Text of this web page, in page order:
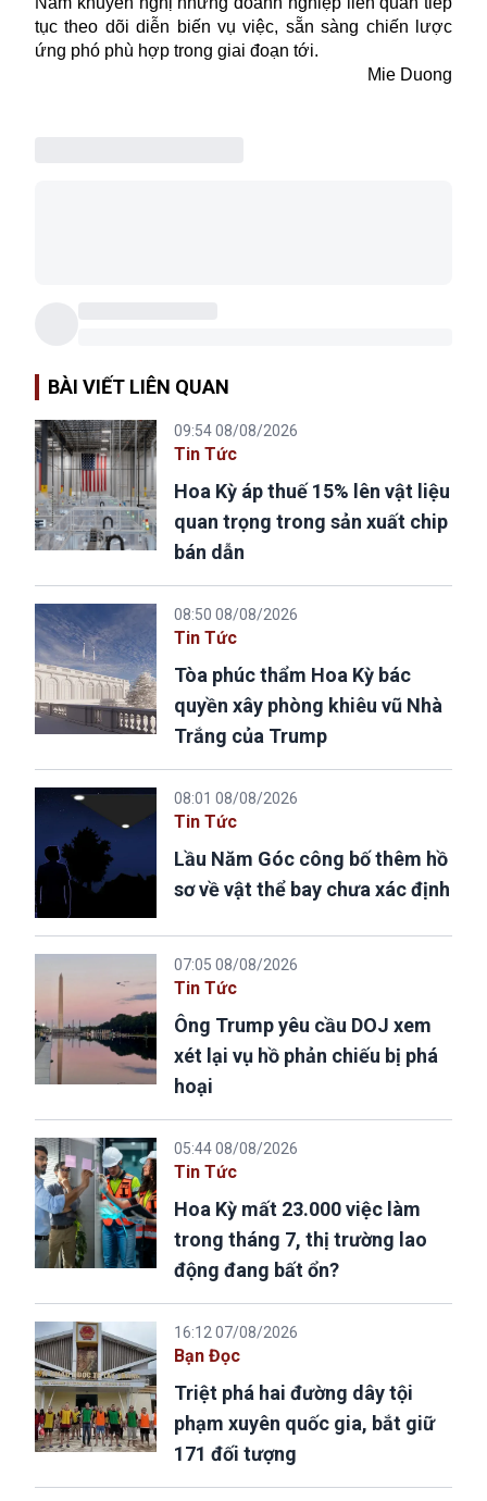
tục theo dõi diễn biến vụ việc, sẵn sàng chiến lược
ứng phó phù hợp trong giai đoạn tới.
Mie Duong
BÀI VIẾT LIÊN QUAN
09:54 08/08/2026
Tin Tức
Hoa Kỳ áp thuế 15% lên vật liệu
quan trọng trong sản xuất chip
bán dẫn
08:50 08/08/2026
Tin Tức
Tòa phúc thẩm Hoa Kỳ bác
quyền xây phòng khiêu vũ Nhà
Trắng của Trump
08:01 08/08/2026
Tin Tức
Lầu Năm Góc công bố thêm hồ
sơ về vật thể bay chưa xác định
07:05 08/08/2026
Tin Tức
Ông Trump yêu cầu DOJ xem
xét lại vụ hồ phản chiếu bị phá
hoại
05:44 08/08/2026
Tin Tức
Hoa Kỳ mất 23.000 việc làm
trong tháng 7, thị trường lao
động đang bất ổn?
16:12 07/08/2026
Bạn Đọc
Triệt phá hai đường dây tội
phạm xuyên quốc gia, bắt giữ
171 đối tượng